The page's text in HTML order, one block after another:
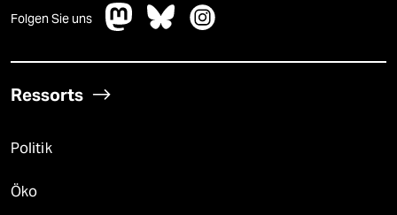
Folgen Sie uns
Ressorts
Politik
Öko